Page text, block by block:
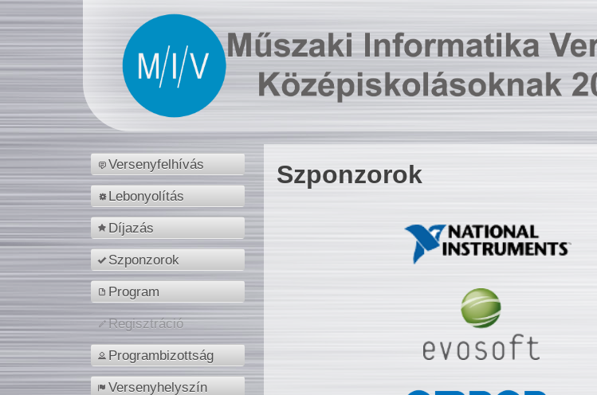
Versenyfelhívás
Lebonyolítás
Díjazás
Szponzorok
Program
Regisztráció
Programbizottság
Versenyhelyszín
Szponzorok